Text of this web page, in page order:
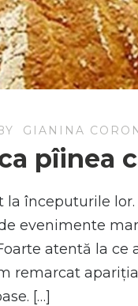
GIANINA
pîinea
la începuturile
evenimente
atentă la ce
remarcat
[…]